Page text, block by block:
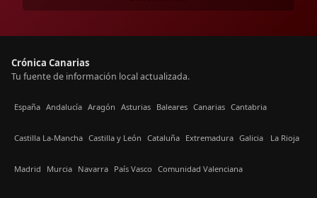
Crónica Canarias
Tu fuente de información local actualizada.
España Andalucía Aragón Asturias Baleares Canarias Cantabria
Castilla La-Mancha Castilla y León Cataluña Extremadura Galicia La Rioja
Madrid Murcia Navarra País Vasco Comunidad Valenciana